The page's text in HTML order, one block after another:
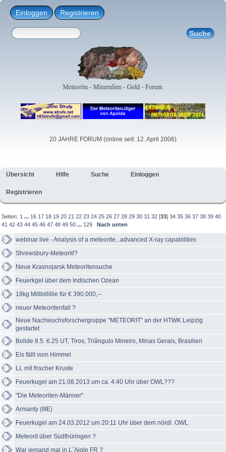
Einloggen Registrieren
20 JAHRE FORUM (online seit: 12. April 2006)
Übersicht Hilfe Suche Einloggen
Registrieren
Seiten: 1 ... 16 17 18 19 20 21 22 23 24 25 26 27 28 29 30 31 32 [33]34 35 36 37 38 39 40
41 42 43 44 45 46 47 48 49 50 ... 129 Nach unten
webinar live - Analysis of a meteorite...advanced X-ray capabilities
Shrewsbury-Meteorit!?
Neue Krasnojarsk Meteoritensuche
Feuerkgel über dem Indischen Ozean
18kg Millbillillie für € 390.000,--
neuer Meteoritenfall ?
Neue Nachwuchsforschergruppe "METEORIT" an der HTWK Leipzig
gestartet
Bolide 8.5. 6.25 UT, Tiros, Triângulo Mineiro, Minas Gerais, Brasilien
Eis fällt vom Himmel
LL mit frischer Kruste
Feuerkugel am 21.08.2013 um ca. 4:40 Uhr über OWL???
"Die Meteoriten-Männer"
Armanty (IIIE)
Feuerkugel am 24.03.2012 um 20:11 Uhr über dem nördl. OWL
Meteorit über Südthüringen ?
War jemand mal in L´Aigle FR ?